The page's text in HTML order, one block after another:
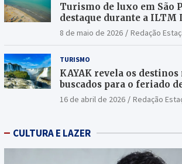
Turismo de luxo em São
destaque durante a ILTM
America 2026
8 de maio de 2026 Redação
TURISMO
KAYAK revela os destinos
buscados para o feriado
16 de abril de 2026 Redação
CULTURA E LAZER